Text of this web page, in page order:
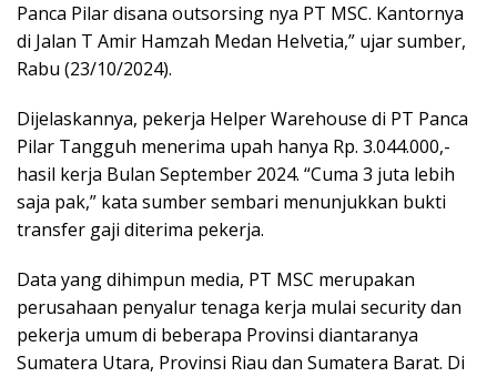
Panca Pilar disana outsorsing nya PT MSC. Kantornya
di Jalan T Amir Hamzah Medan Helvetia,” ujar sumber,
Rabu (23/10/2024).
Dijelaskannya, pekerja Helper Warehouse di PT Panca
Pilar Tangguh menerima upah hanya Rp. 3.044.000,-
hasil kerja Bulan September 2024. “Cuma 3 juta lebih
saja pak,” kata sumber sembari menunjukkan bukti
transfer gaji diterima pekerja.
Data yang dihimpun media, PT MSC merupakan
perusahaan penyalur tenaga kerja mulai security dan
pekerja umum di beberapa Provinsi diantaranya
Sumatera Utara, Provinsi Riau dan Sumatera Barat. Di